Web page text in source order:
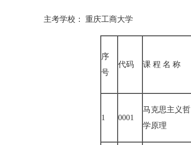
主考学校： 重庆工商大学
序
号
代码 课 程 名 称
1 0001
马克思主义哲
学原理